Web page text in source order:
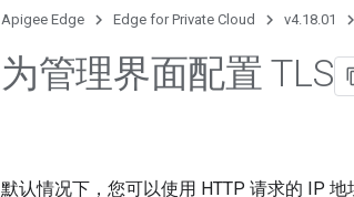
Apigee Edge Edge for Private Cloud v4.18.01
为管理界面配置 TLS
默认情况下，您可以使用 HTTP 请求的 IP